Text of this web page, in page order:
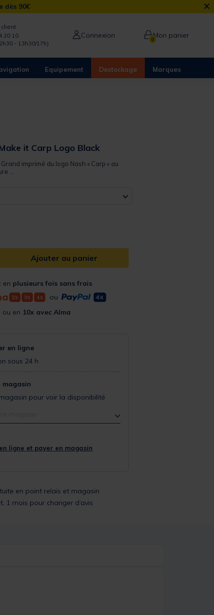
dès 90€ ×
client
20 10
- 13h30/17h)
Connexion 0Mon panier
Equipement Destockage Marques
it Carp Logo Black
imprimé du logo Nash « Carp » au
...
Ajouter au panier
en plusieurs fois sans frais
ou
ou en 10x avec Alma
en ligne
sous 24 h
magasin
pour voir la disponibilité
ligne et payer en magasin
en point relais et magasin
1 mois pour changer d’avis